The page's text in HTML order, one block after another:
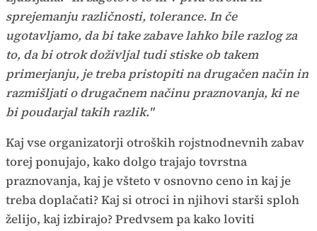
sprejemanju različnosti, tolerance. In če
ugotavljamo, da bi take zabave lahko bile razlog za
to, da bi otrok doživljal tudi stiske ob takem
primerjanju, je treba pristopiti na drugačen način in
razmišljati o drugačnem načinu praznovanja, ki ne
bi poudarjal takih razlik."
Kaj vse organizatorji otroških rojstnodnevnih zabav
torej ponujajo, kako dolgo trajajo tovrstna
praznovanja, kaj je všteto v osnovno ceno in kaj je
treba doplačati? Kaj si otroci in njihovi starši sploh
želijo, kaj izbirajo? Predvsem pa kako loviti